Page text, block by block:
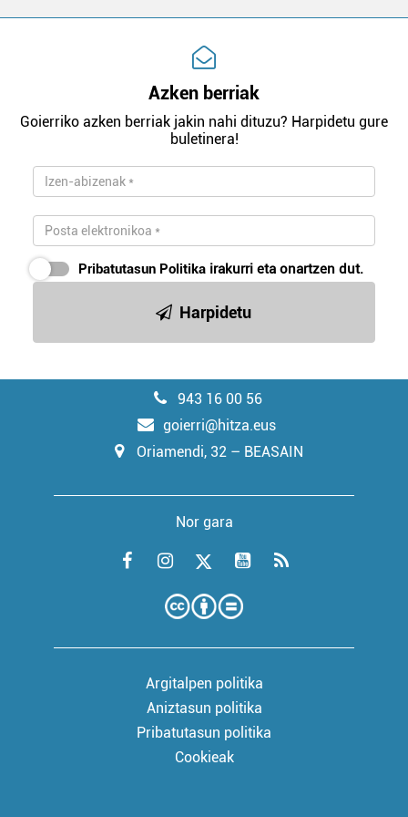
Azken berriak
Goierriko azken berriak jakin nahi dituzu? Harpidetu gure
buletinera!
Pribatutasun Politika irakurri eta onartzen dut.
Harpidetu
943 16 00 56
goierri@hitza.eus
Oriamendi, 32 – BEASAIN
Nor gara
Argitalpen politika
Aniztasun politika
Pribatutasun politika
Cookieak